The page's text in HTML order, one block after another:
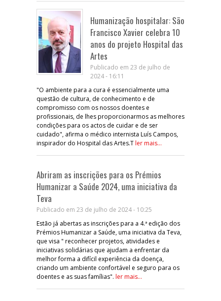
Humanização hospitalar: São
Francisco Xavier celebra 10
anos do projeto Hospital das
Artes
Publicado em 23 de julho de
2024 - 16:11
"O ambiente para a cura é essencialmente uma
questão de cultura, de conhecimento e de
compromisso com os nossos doentes e
profissionais, de lhes proporcionarmos as melhores
condições para os actos de cuidar e de ser
cuidado", afirma o médico internista Luís Campos,
inspirador do Hospital das Artes.Tler mais...
Abriram as inscrições para os Prémios
Humanizar a Saúde 2024, uma iniciativa da
Teva
Publicado em 23 de julho de 2024 - 10:25
Estão já abertas as inscrições para a 4.ª edição dos
Prémios Humanizar a Saúde, uma iniciativa da Teva,
que visa " reconhecer projetos, atividades e
iniciativas solidárias que ajudam a enfrentar da
melhor forma a difícil experiência da doença,
criando um ambiente confortável e seguro para os
doentes e as suas famílias". ler mais...